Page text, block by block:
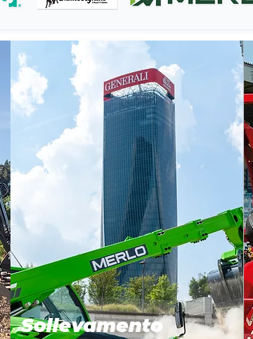
Sollevamento